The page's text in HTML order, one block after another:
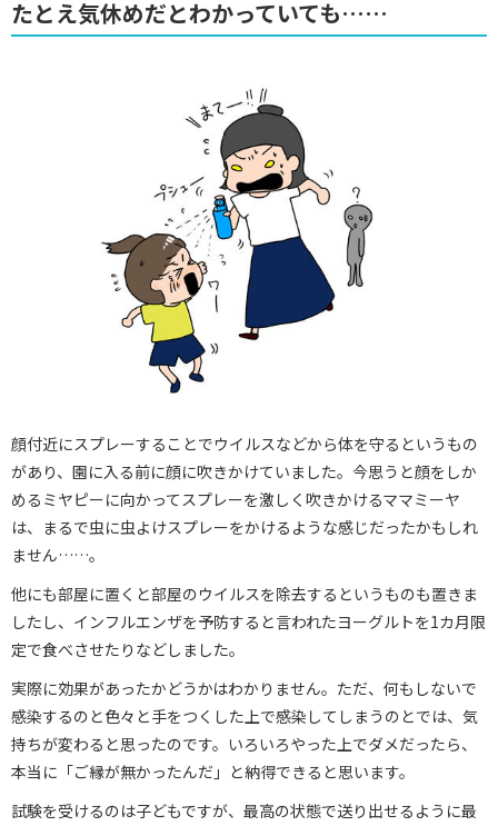
たとえ気休めだとわかっていても……
顔付近にスプレーすることでウイルスなどから体を守るというもの
があり、園に入る前に顔に吹きかけていました。今思うと顔をしか
めるミヤピーに向かってスプレーを激しく吹きかけるママミーヤ
は、まるで虫に虫よけスプレーをかけるような感じだったかもしれ
ません……。
他にも部屋に置くと部屋のウイルスを除去するというものも置きま
したし、インフルエンザを予防すると言われたヨーグルトを1カ月限
定で食べさせたりなどしました。
実際に効果があったかどうかはわかりません。ただ、何もしないで
感染するのと色々と手をつくした上で感染してしまうのとでは、気
持ちが変わると思ったのです。いろいろやった上でダメだったら、
本当に「ご縁が無かったんだ」と納得できると思います。
試験を受けるのは子どもですが、最高の状態で送り出せるように最